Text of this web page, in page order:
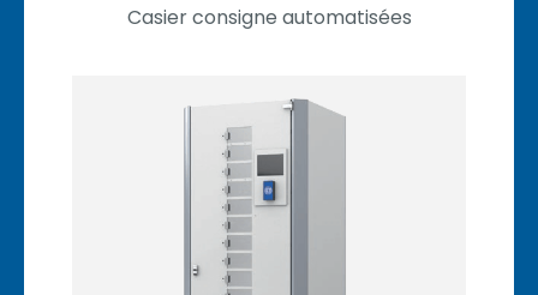
Casier consigne automatisées